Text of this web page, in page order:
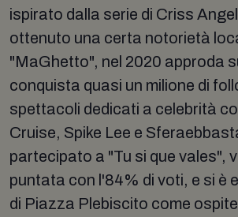
ispirato dalla serie di Criss
ottenuto una certa notorietà
"MaGhetto", nel 2020 approda
conquista quasi un milione di
spettacoli dedicati a celebrità
Cruise, Spike Lee e
partecipato a "Tu si que vales",
puntata con l'84% di voti, e si è
di Piazza Plebiscito come